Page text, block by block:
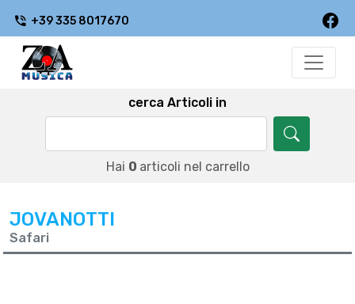
+39 335 8017670
cerca Articoli in
Hai 0 articoli nel carrello
JOVANOTTI
Safari